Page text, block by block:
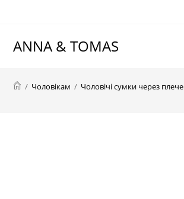
ANNA & TOMAS
/ Чоловікам / Чоловічі сумки через плече